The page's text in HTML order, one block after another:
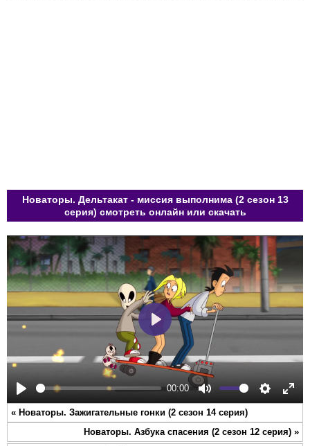
Новаторы. Дельтакат - миссия выполнима (2 сезон 13
серия) смотреть онлайн или скачать
Play
00:00
Mute Settings
Play
« Новаторы. Зажигательные гонки (2 сезон 14 серия)
Новаторы. Азбука спасения (2 сезон 12 серия) »